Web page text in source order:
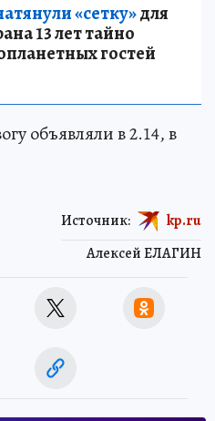
«сетку»для
13 лет тайно
гостей
объявляли в 2.14, в
Алексей ЕЛАГИН
Источник: kp.ru